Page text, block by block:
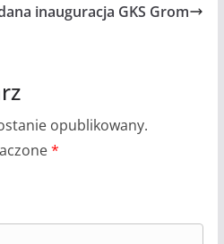
inauguracja GKS Grom
opublikowany.
*